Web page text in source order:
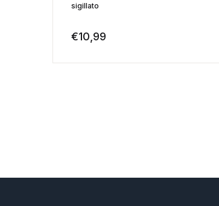
sigillato
€10,99